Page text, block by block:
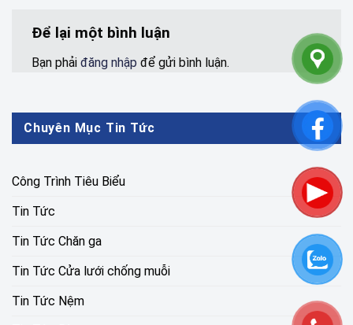
Để lại một bình luận
Bạn phải đăng nhập để gửi bình luận.
Chuyên Mục Tin Tức
Công Trình Tiêu Biểu
Tin Tức
Tin Tức Chăn ga
Tin Tức Cửa lưới chống muỗi
Tin Tức Nệm